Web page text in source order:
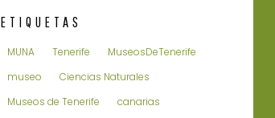
ETIQUETAS
MUNA Tenerife
MuseosDeTenerife
museo
Ciencias Naturales
Museos de Tenerife
canarias